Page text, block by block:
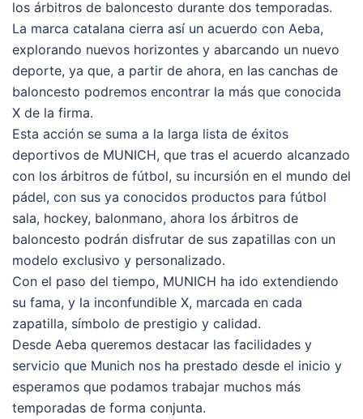
los árbitros de baloncesto durante dos temporadas.
La marca catalana cierra así un acuerdo con Aeba,
explorando nuevos horizontes y abarcando un nuevo
deporte, ya que, a partir de ahora, en las canchas de
baloncesto podremos encontrar la más que conocida
X de la firma.
Esta acción se suma a la larga lista de éxitos
deportivos de MUNICH, que tras el acuerdo alcanzado
con los árbitros de fútbol, su incursión en el mundo del
pádel, con sus ya conocidos productos para fútbol
sala, hockey, balonmano, ahora los árbitros de
baloncesto podrán disfrutar de sus zapatillas con un
modelo exclusivo y personalizado.
Con el paso del tiempo, MUNICH ha ido extendiendo
su fama, y la inconfundible X, marcada en cada
zapatilla, símbolo de prestigio y calidad.
Desde Aeba queremos destacar las facilidades y
servicio que Munich nos ha prestado desde el inicio y
esperamos que podamos trabajar muchos más
temporadas de forma conjunta.